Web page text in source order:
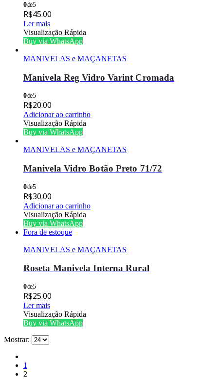
0de 5
R$45.00
Ler mais
Visualização Rápida
Buy via WhatsApp
MANIVELAS e MAÇANETAS
Manivela Reg Vidro Varint Cromada
0de 5
R$20.00
Adicionar ao carrinho
Visualização Rápida
Buy via WhatsApp
MANIVELAS e MAÇANETAS
Manivela Vidro Botão Preto 71/72
0de 5
R$30.00
Adicionar ao carrinho
Visualização Rápida
Buy via WhatsApp
Fora de estoque
MANIVELAS e MAÇANETAS
Roseta Manivela Interna Rural
0de 5
R$25.00
Ler mais
Visualização Rápida
Buy via WhatsApp
Mostrar:
1
2